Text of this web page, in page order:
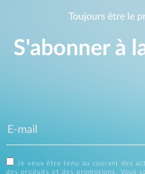
Toujours être le
S'abonner à
Je veux être tenu au courant des
des produits et des promotions. Vous